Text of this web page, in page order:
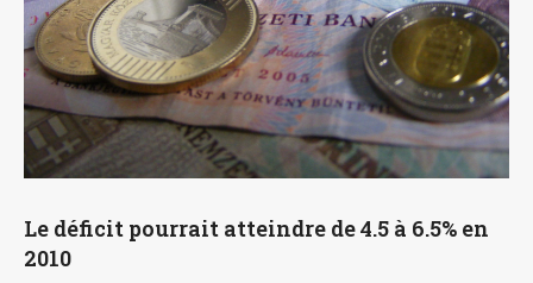
Le déficit pourrait atteindre de 4.5 à 6.5% en
2010